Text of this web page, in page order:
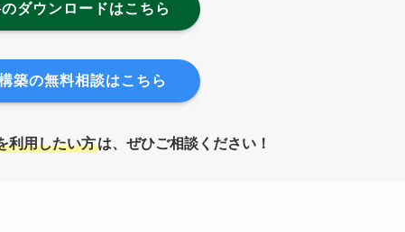
ダウンロードはこちら
築の無料相談はこちら
利用したい方は、ぜひご相談ください！